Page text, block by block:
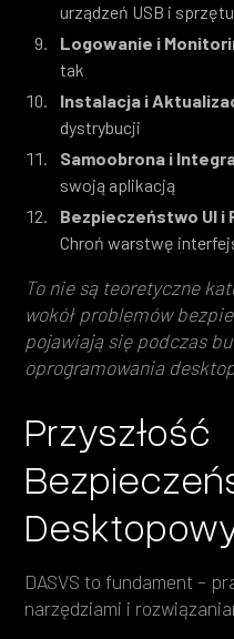
urządzeń USB i
Logowanie i
tak
Instalacja i
dystrybucji
Samoobrona i
swoją aplikacją
Bezpieczeństwo UI i
Chroń warstwę
To nie są teoretyczne
wokół problemów
pojawiają się podczas
oprogramowania
Przyszłość
DASVS to fundament –
narzędziami i